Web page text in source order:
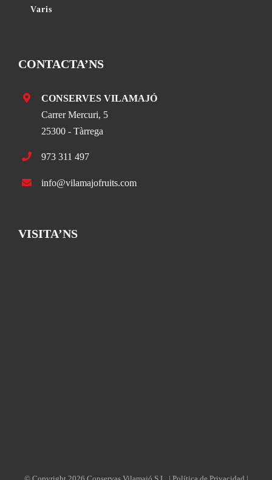
Varis
CONTACTA’NS
CONSERVES VILAMAJÓ
Carrer Mercuri, 5
25300 - Tàrrega
973 311 497
info@vilamajofruits.com
VISITA’NS